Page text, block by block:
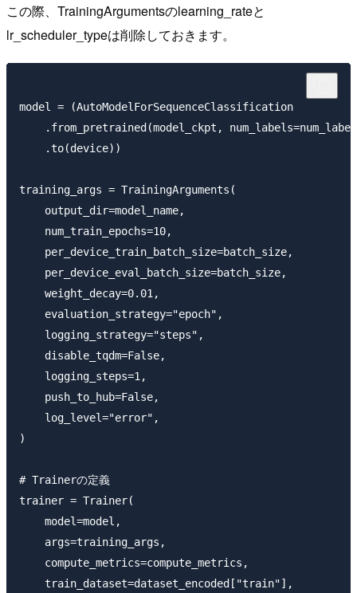
この際、TrainingArgumentsのlearning_rateと
lr_scheduler_typeは削除しておきます。
model = (AutoModelForSequenceClassification
.from_pretrained(model_ckpt,
    .to(device))
training_args = TrainingArguments(
    output_dir=model_name,
    num_train_epochs=10,
    per_device_train_batch_size=batch_size,
    per_device_eval_batch_size=batch_size,
    weight_decay=0.01,
    evaluation_strategy="epoch",
    logging_strategy="steps",
    disable_tqdm=False,
    logging_steps=1,
    push_to_hub=False,
    log_level="error",
)
# Trainerの定義
trainer = Trainer(
    model=model,
    args=training_args,
    compute_metrics=compute_metrics,
    train_dataset=dataset_encoded["train"],